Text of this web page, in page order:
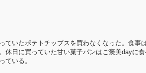
ていたポテトチップスを買わなくなった。食事
休日に買っていた甘い菓子パンはご褒美dayに
ている。